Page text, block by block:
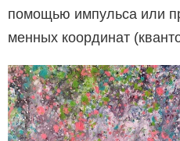
помо­щью импульса или
менных координат